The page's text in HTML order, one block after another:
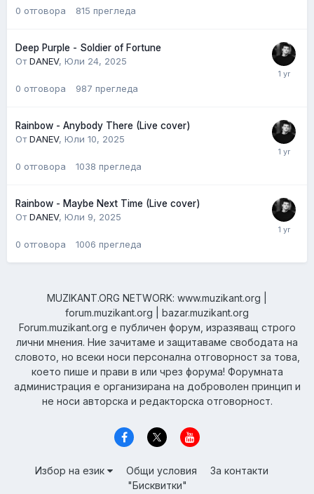
0 отговора 815 прегледа
Deep Purple - Soldier of Fortune
ОтDANEV, Юли 24, 2025
0 отговора 987 прегледа
Rainbow - Anybody There (Live cover)
ОтDANEV, Юли 10, 2025
0 отговора 1038 прегледа
Rainbow - Maybe Next Time (Live cover)
ОтDANEV, Юли 9, 2025
0 отговора 1006 прегледа
MUZIKANT.ORG NETWORK: www.muzikant.org |
forum.muzikant.org | bazar.muzikant.org
Forum.muzikant.org е публичен форум, изразяващ строго
лични мнения. Ние зачитаме и защитаваме свободата на
словото, но всеки носи персонална отговорност за това,
което пише и прави в или чрез форума! Форумната
администрация е организирана на доброволен принцип и
не носи авторска и редакторска отговорност.
Избор на език Общи условия
За контакти
"Бисквитки"